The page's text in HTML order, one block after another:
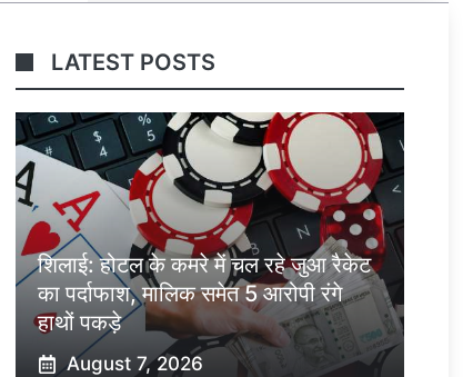
LATEST POSTS
शिलाई: होटल के कमरे में चल रहे जुआ रैकेट
का पर्दाफाश, मालिक समेत 5 आरोपी रंगे
हाथों पकड़े
August 7, 2026